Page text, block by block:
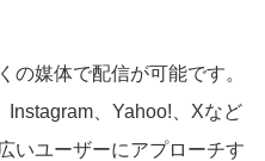
の媒体で配信が可能です。
、Yahoo!、Xなど
いユーザーにアプローチす